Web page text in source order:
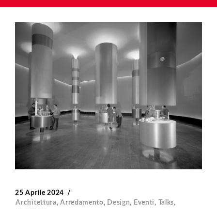
25 Aprile 2024
Architettura,Arredamento, Design, Eventi, Talks,